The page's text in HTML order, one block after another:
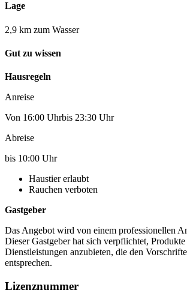
Lage
2,9 km zum Wasser
Gut zu wissen
Hausregeln
Anreise
Von 16:00 Uhrbis 23:30 Uhr
Abreise
bis 10:00 Uhr
Haustier erlaubt
Rauchen verboten
Gastgeber
Das Angebot wird von einem professionellen
Dieser Gastgeber hat sich verpflichtet, Produkte
Dienstleistungen anzubieten, die den
entsprechen.
Lizenznummer